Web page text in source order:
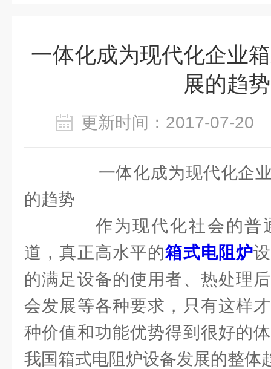
一体化成为现代化企业
展的趋势
更新时间：2017-07-
一体化成为现代化企业
的趋势
作为现代化社会的普
道，真正高水平的箱式电阻炉
的满足设备的使用者、热处理
会发展等各种要求，只有这样
种价值和功能优势得到很好的
我国箱式电阻炉设备发展的整体